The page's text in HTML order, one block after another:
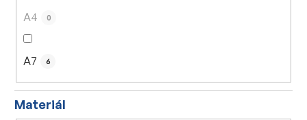
A4 0
A7 6
Materiál